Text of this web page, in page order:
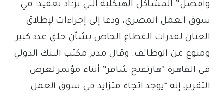
وأفضل” المشاكل الهيكلية التي تزداد تعقيداً في
سوق العمل المصري، ودعا إلى إجراءات لإطلاق
العنان لقدرات القطاع الخاص بشأن خلق عدد كبير
ومنوع من الوظائف. وقال مدير مكتب البنك الدولي
في القاهرة “هارتفيج شافر” أثناء مؤتمر لعرض
التقرير، إنه “يوجد اتجاه متزايد في سوق العمل